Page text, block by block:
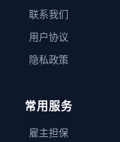
联系我们
用户协议
隐私政策
常用服务
雇主担保